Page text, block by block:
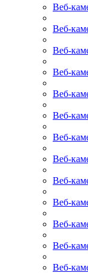
Веб-
Веб-
Веб-
Веб-
Веб-
Веб-
Веб-
Веб-
Веб-
Веб-
Веб-
Веб-
Веб-